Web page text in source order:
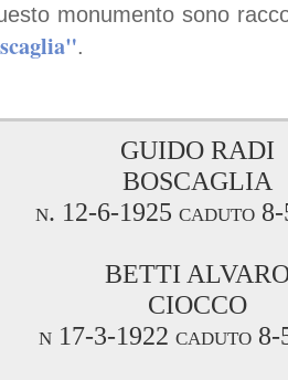
monumento sono
.
GUIDO RADI
BOSCAGLIA
n. 12-6-1925 caduto
BETTI
CIOCCO
n 17-3-1922 caduto 8-